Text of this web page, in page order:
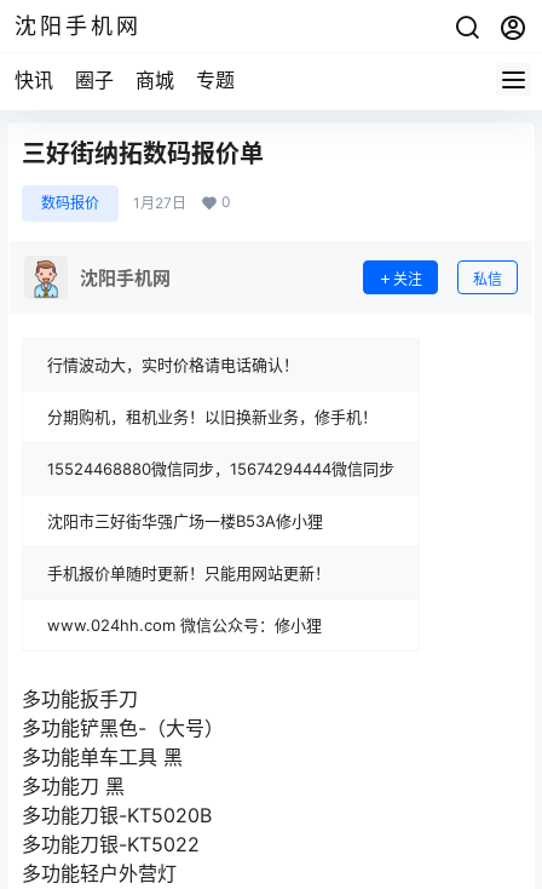
沈阳手机网
快讯 圈子 商城 专题
三好街纳拓数码报价单
数码报价 1月27日 0
沈阳手机网 关注 私信
行情波动大，实时价格请电话确认！
分期购机，租机业务！以旧换新业务，修手机！
15524468880微信同步，15674294444微信同步
沈阳市三好街华强广场一楼B53A修小狸
手机报价单随时更新！只能用网站更新！
www.024hh.com 微信公众号：修小狸
多功能扳手刀
多功能铲黑色-（大号）
多功能单车工具 黑
多功能刀 黑
多功能刀银-KT5020B
多功能刀银-KT5022
多功能轻户外营灯